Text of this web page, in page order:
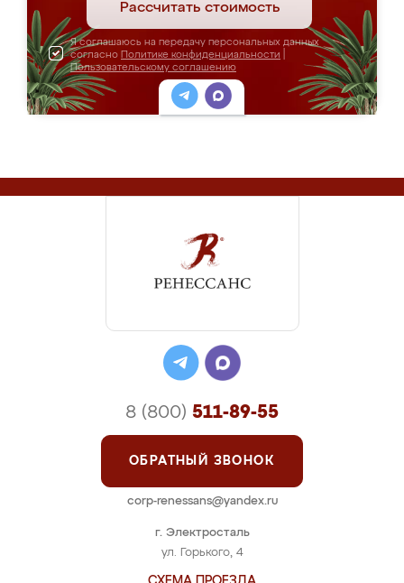
Рассчитать стоимость
Я соглашаюсь на передачу персональных данных
согласно Политике конфиденциальности
Пользовательскому соглашению
г. Электросталь
ул. Горького, 4
8 (800) 511-89-55
ОБРАТНЫЙ ЗВОНОК
corp-renessans@yandex.ru